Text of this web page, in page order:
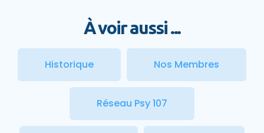
À voir aussi ...
Historique Nos Membres
Réseau Psy 107